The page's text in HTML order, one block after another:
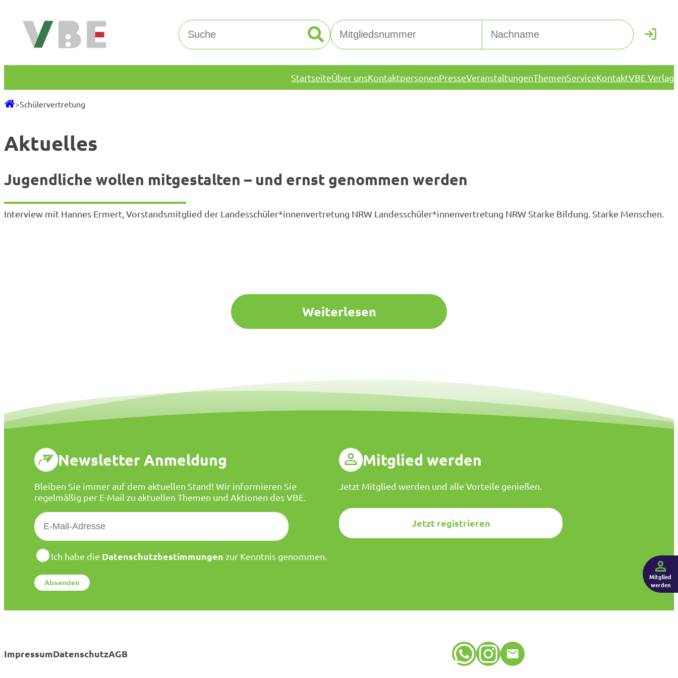
Inhalt
springen
Suchen
StartseiteÜber unsKontaktpersonenPresseVeranstaltungenThemenServiceKontaktVBE Verlag
>Schülervertretung
Aktuelles
Jugendliche wollen mitgestalten – und ernst genommen werden
Interview mit Hannes Ermert, Vorstandsmitglied der Landesschüler*innenvertretung NRW Landesschüler*innenvertretung NRW Starke Bildung. Starke Menschen.
Weiterlesen
Newsletter Anmeldung
Bleiben Sie immer auf dem aktuellen Stand! Wir informieren Sie
regelmäßig per E-Mail zu aktuellen Themen und Aktionen des VBE.
E
-
M
a
l
*
D
t
e
z
Ich habe die Datenschutzbestimmungen zur Kenntnis genommen.
Mitglied werden
Jetzt Mitglied werden und alle Vorteile genießen.
Jetzt registrieren
ImpressumDatenschutzAGB WhatsApp Instagram E-Mail
Mitglied
werden